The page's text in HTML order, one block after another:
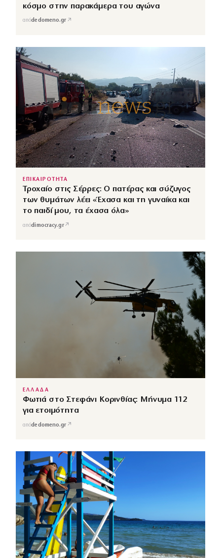
κόσμο στην παρακάμερα του αγώνα
απόdedomeno.gr ↗
ΕΠΙΚΑΙΡΟΤΗΤΑ
Τροχαίο στις Σέρρες: Ο πατέρας και σύζυγος
των θυμάτων λέει «Έχασα και τη γυναίκα και
το παιδί μου, τα έχασα όλα»
απόdimocracy.gr↗
ΕΛΛΑΔΑ
Φωτιά στο Στεφάνι Κορινθίας: Μήνυμα 112
για ετοιμότητα
απόdedomeno.gr ↗